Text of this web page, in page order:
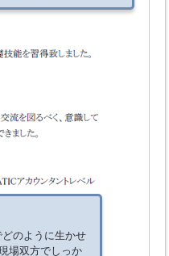
のように生かせ
場双方でしっか